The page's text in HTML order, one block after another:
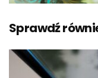
Sprawdź